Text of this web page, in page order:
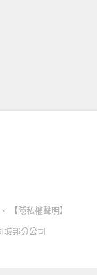
、
【隱私權聲明】
城邦分公司